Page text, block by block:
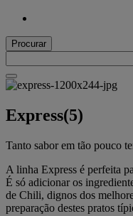
Procurar
Express(5)
Tanto sabor em tão pouco
A linha Express é perfeita
É só adicionar os
de Chili, dignos dos
preparação destes pratos